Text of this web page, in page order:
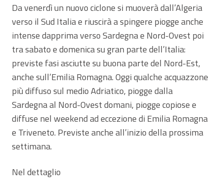
Da venerdì un nuovo ciclone si muoverà dall’Algeria
verso il Sud Italia e riuscirà a spingere piogge anche
intense dapprima verso Sardegna e Nord-Ovest poi
tra sabato e domenica su gran parte dell’Italia:
previste fasi asciutte su buona parte del Nord-Est,
anche sull’Emilia Romagna. Oggi qualche acquazzone
più diffuso sul medio Adriatico, piogge dalla
Sardegna al Nord-Ovest domani, piogge copiose e
diffuse nel weekend ad eccezione di Emilia Romagna
e Triveneto. Previste anche all’inizio della prossima
settimana.
Nel dettaglio